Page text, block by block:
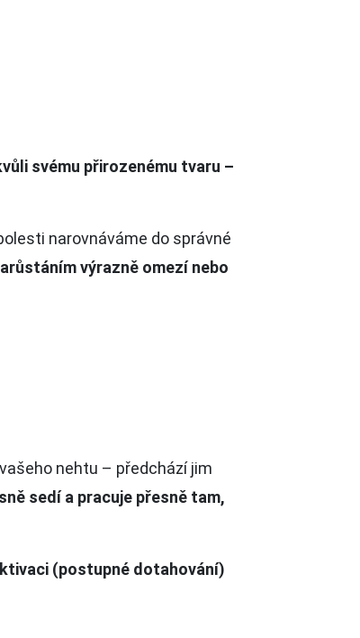
svému přirozenému tvaru –
narovnáváme do správné
výrazně omezí nebo
nehtu – předchází jim
sedí a pracuje přesně tam,
(postupné dotahování)